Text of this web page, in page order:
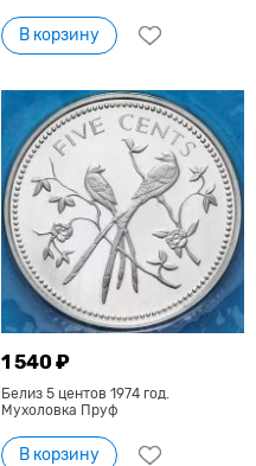
В корзину
1 540 ₽
Белиз 5 центов 1974 год.
Мухоловка Пруф
В корзину